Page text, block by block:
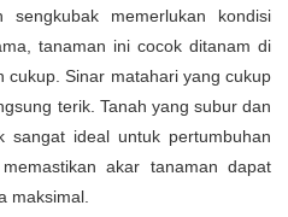
memerlukan kondisi
tanaman ini cocok ditanam di
cukup. Sinar matahari yang cukup
terik. Tanah yang subur dan
sangat ideal untuk pertumbuhan
akar tanaman dapat
maksimal.